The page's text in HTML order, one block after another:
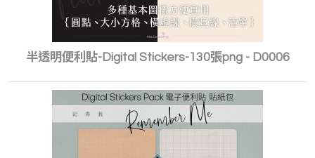
半透明便利貼-Digital Stickers-130張png - D0006